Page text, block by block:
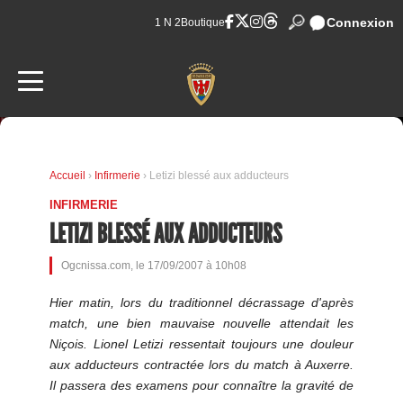
1 N 2 Boutique Connexion
Accueil › Infirmerie › Letizi blessé aux adducteurs
INFIRMERIE
LETIZI BLESSÉ AUX ADDUCTEURS
Ogcnissa.com, le 17/09/2007 à 10h08
Hier matin, lors du traditionnel décrassage d'après
match, une bien mauvaise nouvelle attendait les
Niçois. Lionel Letizi ressentait toujours une douleur
aux adducteurs contractée lors du match à Auxerre.
Il passera des examens pour connaître la gravité de